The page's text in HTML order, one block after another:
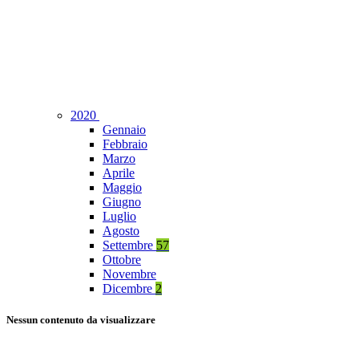
2020
Gennaio
Febbraio
Marzo
Aprile
Maggio
Giugno
Luglio
Agosto
Settembre 57
Ottobre
Novembre
Dicembre 2
Nessun contenuto da visualizzare